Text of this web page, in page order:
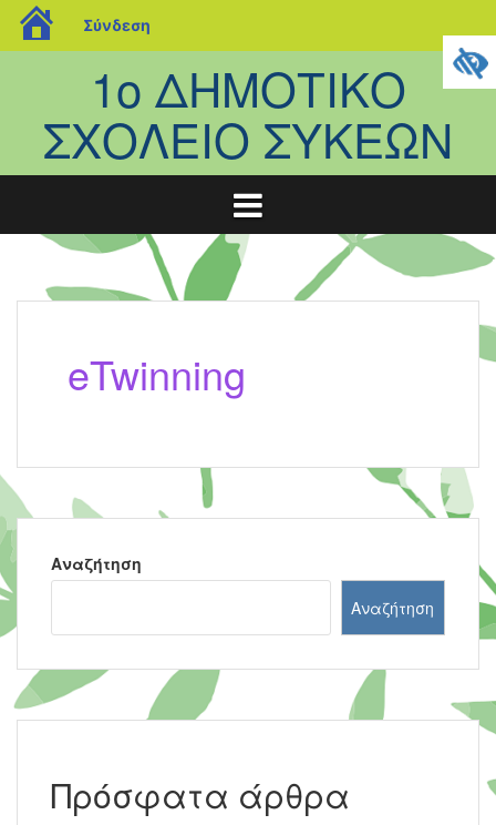
blogs.sch.gr
Σύνδεση
1ο ΔΗΜΟΤΙΚΟ
ΣΧΟΛΕΙΟ ΣΥΚΕΩΝ
eTwinning
Αναζήτηση
Αναζήτηση
Πρόσφατα άρθρα